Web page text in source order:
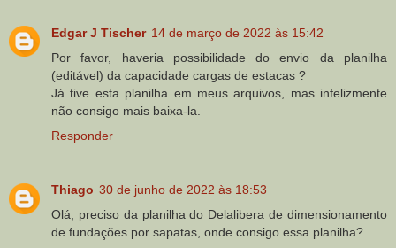
Edgar J Tischer 14 de março de 2022 às 15:42
Por favor, haveria possibilidade do envio da planilha
(editável) da capacidade cargas de estacas ?
Já tive esta planilha em meus arquivos, mas infelizmente
não consigo mais baixa-la.
Responder
Thiago 30 de junho de 2022 às 18:53
Olá, preciso da planilha do Delalibera de dimensionamento
de fundações por sapatas, onde consigo essa planilha?